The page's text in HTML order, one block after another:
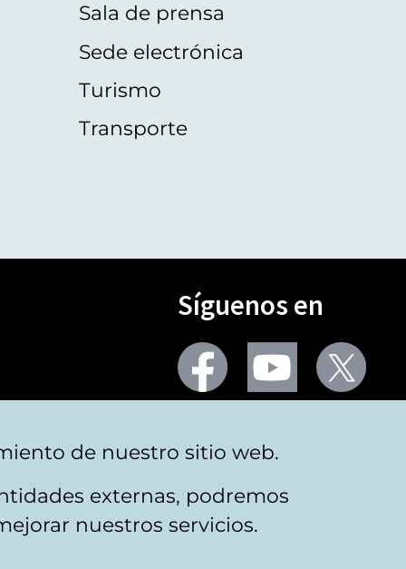
Sala de prensa
Sede electrónica
Turismo
Transporte
Síguenos en
Seguir
en
facebook
Seguir
en
youtubeX
de nuestro sitio web.
externas, podremos
nuestros servicios.